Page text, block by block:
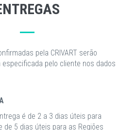
pela CRIVART serão
pelo cliente nos dados
é de 2 a 3 dias úteis para
de 5 dias úteis para as Regiões